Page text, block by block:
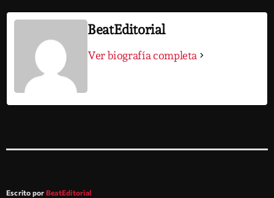
BeatEditorial
Ver biografía completa
Escrito por BeatEditorial